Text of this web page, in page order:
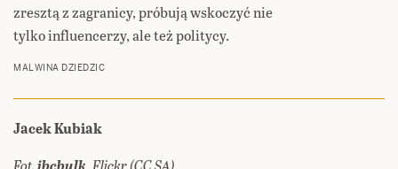
zresztą z zagranicy, próbują wskoczyć nie
tylko influencerzy, ale też politycy.
MALWINA DZIEDZIC
Jacek Kubiak